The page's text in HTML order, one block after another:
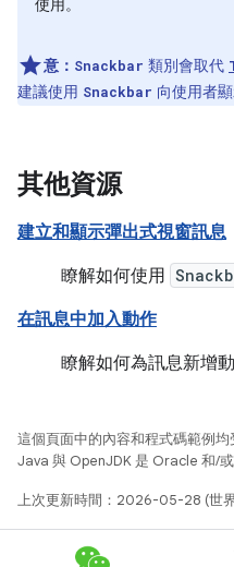
使用。
意： Snackbar 類別會取代
建議使用 Snackbar 向使用者
其他資源
建立和顯示彈出式視窗訊息
瞭解如何使用
在訊息中加入動作
瞭解如何為訊息新增
這個頁面中的內容和程式碼範例均
Java 與 OpenJDK 是 Oracle 和/
上次更新時間：2026-05-28 (世界